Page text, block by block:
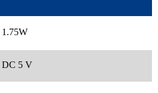
1.75W
DC 5 V